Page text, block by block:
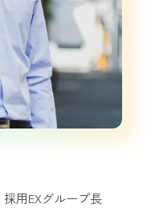
用EXグループ長